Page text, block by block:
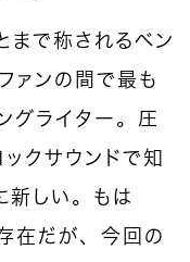
まで称されるベン
ァンの間で最も
グライター。圧
クサウンドで知
新しい。もは
在だが、今回の